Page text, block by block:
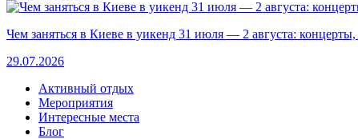
Чем заняться в Киеве в уикенд 31 июля — 2 августа:
29.07.2026
Активный отдых
Мероприятия
Интересные места
Блог